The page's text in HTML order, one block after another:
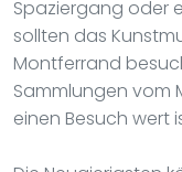
Spaziergang oder
sollten das
Montferrand
Sammlungen vom
einen Besuch wert